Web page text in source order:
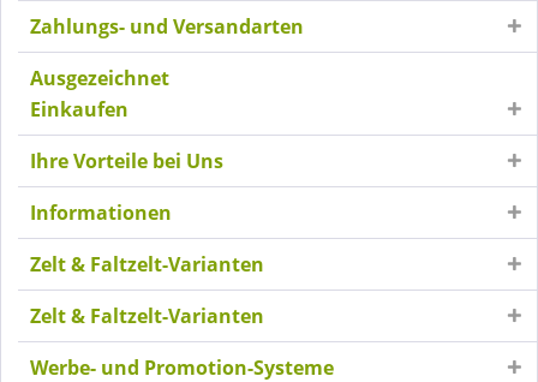
Zahlungs- und Versandarten
Ausgezeichnet
Einkaufen
Ihre Vorteile bei Uns
Informationen
Zelt & Faltzelt-Varianten
Zelt & Faltzelt-Varianten
Werbe- und Promotion-Systeme